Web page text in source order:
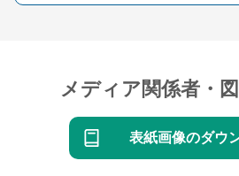
メディア関係者・
表紙画像のダウ